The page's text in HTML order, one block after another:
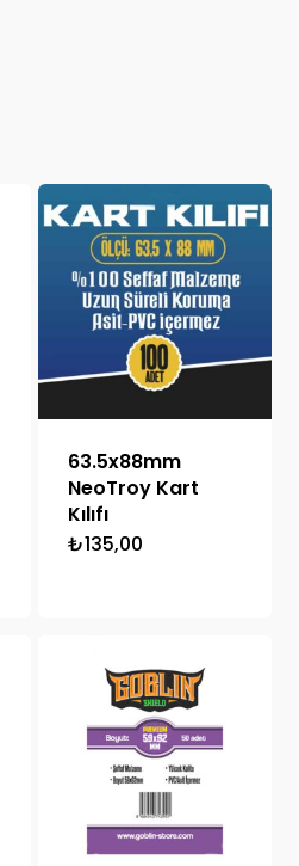
63.5x88mm
NeoTroy Kart
Kılıfı
₺135,00